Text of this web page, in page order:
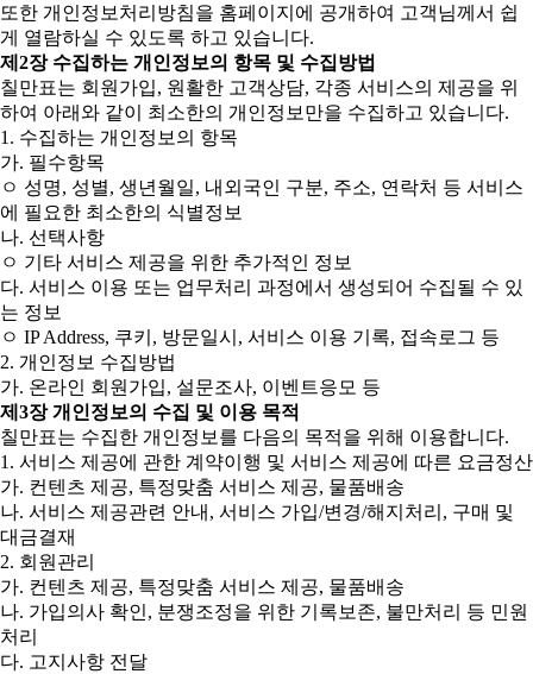
또한 개인정보처리방침을 홈페이지에 공개하여 고객님께서 쉽
게 열람하실 수 있도록 하고 있습니다.
제2장 수집하는 개인정보의 항목 및 수집방법
칠만표는 회원가입, 원활한 고객상담, 각종 서비스의 제공을 위
하여 아래와 같이 최소한의 개인정보만을 수집하고 있습니다.
1. 수집하는 개인정보의 항목
가. 필수항목
ㅇ 성명, 성별, 생년월일, 내외국인 구분, 주소, 연락처 등 서비스
에 필요한 최소한의 식별정보
나. 선택사항
ㅇ 기타 서비스 제공을 위한 추가적인 정보
다. 서비스 이용 또는 업무처리 과정에서 생성되어 수집될 수 있
는 정보
ㅇ IP Address, 쿠키, 방문일시, 서비스 이용 기록, 접속로그 등
2. 개인정보 수집방법
가. 온라인 회원가입, 설문조사, 이벤트응모 등
제3장 개인정보의 수집 및 이용 목적
칠만표는 수집한 개인정보를 다음의 목적을 위해 이용합니다.
1. 서비스 제공에 관한 계약이행 및 서비스 제공에 따른 요금정산
가. 컨텐츠 제공, 특정맞춤 서비스 제공, 물품배송
나. 서비스 제공관련 안내, 서비스 가입/변경/해지처리, 구매 및
대금결재
2. 회원관리
가. 컨텐츠 제공, 특정맞춤 서비스 제공, 물품배송
나. 가입의사 확인, 분쟁조정을 위한 기록보존, 불만처리 등 민원
처리
다. 고지사항 전달